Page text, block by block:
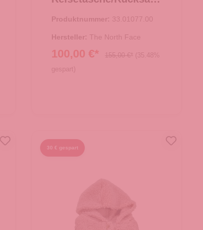
TNF Black
Produktnummer: 33.01077.00
Hersteller: The North Face
100,00 €* 155,00 €* (35.48%
gespart)
30 € gespart